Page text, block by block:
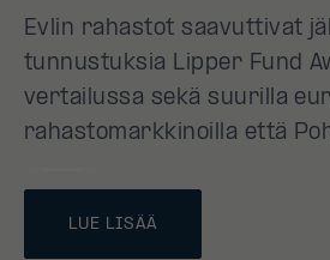
Evlin rahastot saavuttivat
tunnustuksia Lipper Fund
vertailussa sekä suurilla
rahastomarkkinoilla että
LUE LISÄÄ